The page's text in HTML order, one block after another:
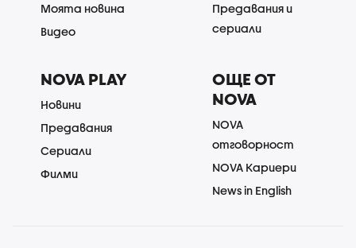
Моята новина
Видео
Предавания и
сериали
NOVA PLAY
Новини
Предавания
Сериали
Филми
ОЩЕ ОТ
NOVA
NOVA
отговорност
NOVA Кариери
News in English